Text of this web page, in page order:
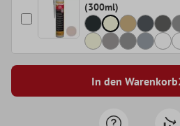
(300ml)
In den Warenkorb